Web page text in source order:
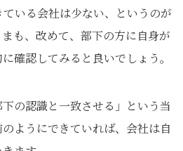
いる会社は少ない、というのが
も、改めて、部下の方に自身が
確認してみると良いでしょう。
下の認識と一致させる」という当
ようにできていれば、会社は自